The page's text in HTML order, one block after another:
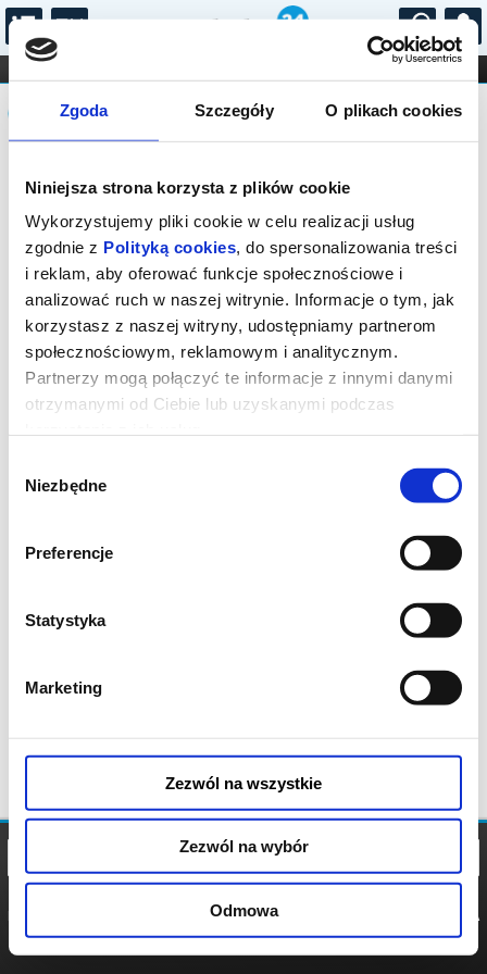
Zgoda Szczegóły O plikach cookies
Niniejsza strona korzysta z plików cookie
Wykorzystujemy pliki cookie w celu realizacji usług
zgodnie z Polityką cookies, do spersonalizowania treści
i reklam, aby oferować funkcje społecznościowe i
analizować ruch w naszej witrynie. Informacje o tym, jak
korzystasz z naszej witryny, udostępniamy partnerom
społecznościowym, reklamowym i analitycznym.
Partnerzy mogą połączyć te informacje z innymi danymi
otrzymanymi od Ciebie lub uzyskanymi podczas
zgody
Niezbędne
Preferencje
Statystyka
Marketing
Zezwól na wszystkie
Zezwól na wybór
Odmowa
...
FILHARMONIA OPERA I BALET
STAND-UP
DLA DZIECI
Komunikat
Sprzedaż biletów on-line na wydarzenie
została zakończona.
POLITYKA
POLITYKA